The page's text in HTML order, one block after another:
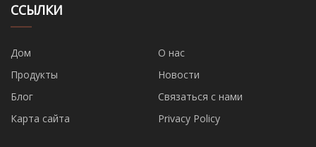
ССЫЛКИ
Дом
О нас
Продукты
Новости
Блог
Связаться с нами
Карта сайта
Privacy Policy